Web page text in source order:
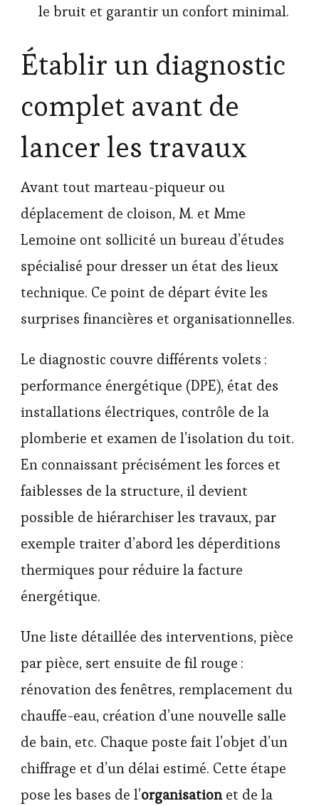
le bruit et garantir un confort minimal.
Établir un diagnostic
complet avant de
lancer les travaux
Avant tout marteau-piqueur ou
déplacement de cloison, M. et Mme
Lemoine ont sollicité un bureau d’études
spécialisé pour dresser un état des lieux
technique. Ce point de départ évite les
surprises financières et organisationnelles.
Le diagnostic couvre différents volets :
performance énergétique (DPE), état des
installations électriques, contrôle de la
plomberie et examen de l’isolation du toit.
En connaissant précisément les forces et
faiblesses de la structure, il devient
possible de hiérarchiser les travaux, par
exemple traiter d’abord les déperditions
thermiques pour réduire la facture
énergétique.
Une liste détaillée des interventions, pièce
par pièce, sert ensuite de fil rouge :
rénovation des fenêtres, remplacement du
chauffe-eau, création d’une nouvelle salle
de bain, etc. Chaque poste fait l’objet d’un
chiffrage et d’un délai estimé. Cette étape
pose les bases de l’organisationet de la